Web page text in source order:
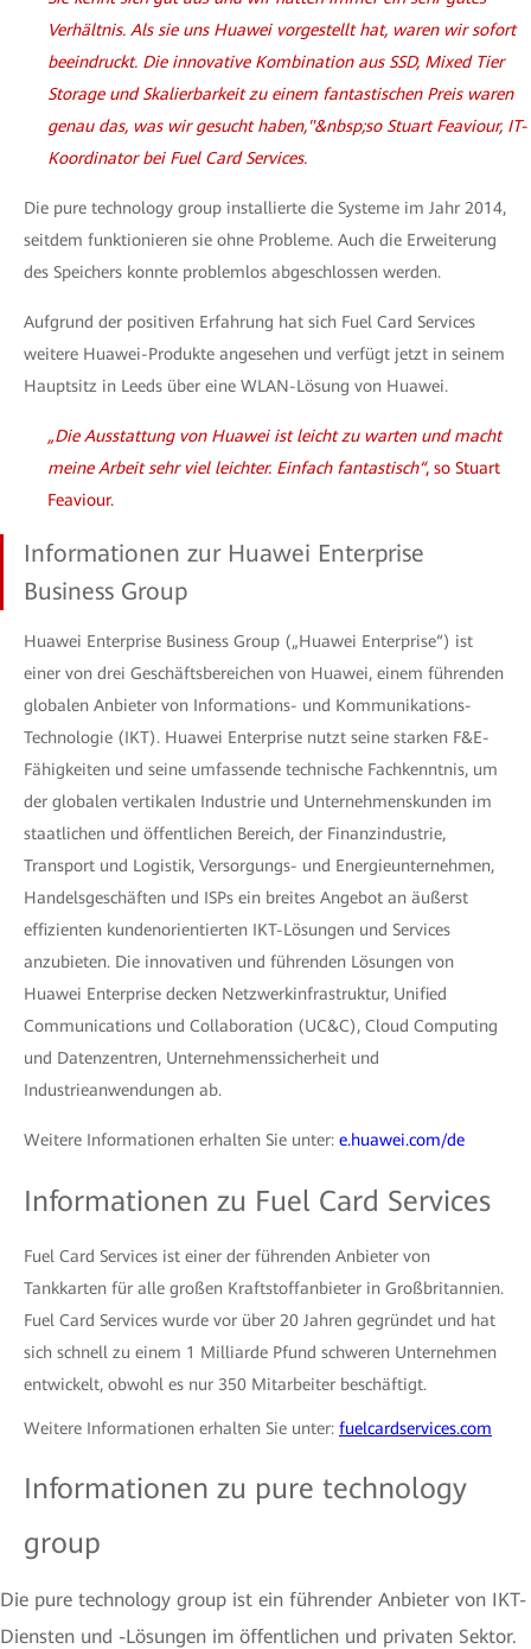
Verhältnis. Als sie uns Huawei vorgestellt hat, waren wir sofort
beeindruckt. Die innovative Kombination aus SSD, Mixed Tier
Storage und Skalierbarkeit zu einem fantastischen Preis waren
genau das, was wir gesucht haben,"&nbsp;so Stuart Feaviour, IT-
Koordinator bei Fuel Card Services.
Die pure technology group installierte die Systeme im Jahr 2014,
seitdem funktionieren sie ohne Probleme. Auch die Erweiterung
des Speichers konnte problemlos abgeschlossen werden.
Aufgrund der positiven Erfahrung hat sich Fuel Card Services
weitere Huawei-Produkte angesehen und verfügt jetzt in seinem
Hauptsitz in Leeds über eine WLAN-Lösung von Huawei.
„Die Ausstattung von Huawei ist leicht zu warten und macht
meine Arbeit sehr viel leichter. Einfach fantastisch“, so Stuart
Feaviour.
Informationen zur Huawei Enterprise
Business Group
Huawei Enterprise Business Group („Huawei Enterprise“) ist
einer von drei Geschäftsbereichen von Huawei, einem führenden
globalen Anbieter von Informations- und Kommunikations-
Technologie (IKT). Huawei Enterprise nutzt seine starken F&E-
Fähigkeiten und seine umfassende technische Fachkenntnis, um
der globalen vertikalen Industrie und Unternehmenskunden im
staatlichen und öffentlichen Bereich, der Finanzindustrie,
Transport und Logistik, Versorgungs- und Energieunternehmen,
Handelsgeschäften und ISPs ein breites Angebot an äußerst
effizienten kundenorientierten IKT-Lösungen und Services
anzubieten. Die innovativen und führenden Lösungen von
Huawei Enterprise decken Netzwerkinfrastruktur, Unified
Communications und Collaboration (UC&C), Cloud Computing
und Datenzentren, Unternehmenssicherheit und
Industrieanwendungen ab.
Weitere Informationen erhalten Sie unter: e.huawei.com/de
Informationen zu Fuel Card Services
Fuel Card Services ist einer der führenden Anbieter von
Tankkarten für alle großen Kraftstoffanbieter in Großbritannien.
Fuel Card Services wurde vor über 20 Jahren gegründet und hat
sich schnell zu einem 1 Milliarde Pfund schweren Unternehmen
entwickelt, obwohl es nur 350 Mitarbeiter beschäftigt.
Weitere Informationen erhalten Sie unter: fuelcardservices.com
Informationen zu pure technology
group
Die pure technology group ist ein führender Anbieter von IKT-
Diensten und -Lösungen im öffentlichen und privaten Sektor.